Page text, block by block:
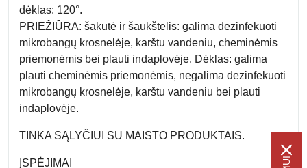
dėklas: 120°.
PRIEŽIŪRA: šakutė ir šaukštelis: galima dezinfekuoti
mikrobangų krosnelėje, karštu vandeniu, cheminėmis
priemonėmis bei plauti indaplovėje. Dėklas: galima
plauti cheminėmis priemonėmis, negalima dezinfekuoti
mikrobangų krosnelėje, karštu vandeniu bei plauti
indaplovėje.
TINKA SĄLYČIUI SU MAISTO PRODUKTAIS.
ĮSPĖJIMAI